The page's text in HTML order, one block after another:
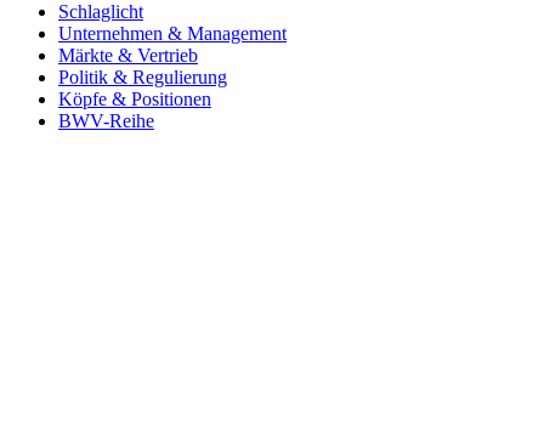
Schlaglicht
Unternehmen & Management
Märkte & Vertrieb
Politik & Regulierung
Köpfe & Positionen
BWV-Reihe